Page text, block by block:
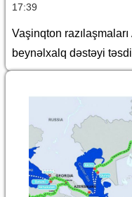
17:39
Vaşinqton
beynəlxalq dəstəyi